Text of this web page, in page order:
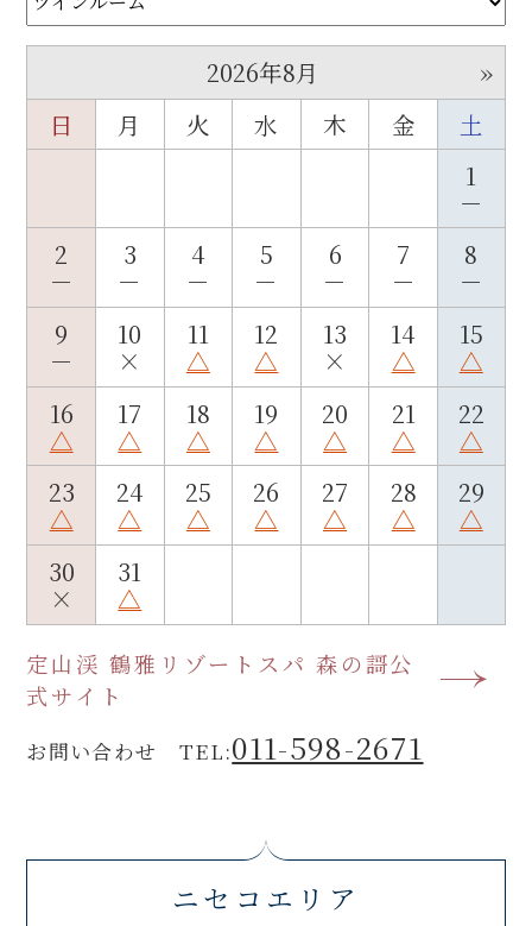
2026年8月
»
日
月 火 水 木 金
土
1
－
2
－
3
－
4
－
5
－
6
－
7
－
8
－
9
－
10
×
11
△
12
△
13
×
14
△
15
△
16
△
17
△
18
△
19
△
20
△
21
△
22
△
23
△
24
△
25
△
26
△
27
△
28
△
29
△
30
×
31
△
定山渓 鶴雅リゾートスパ 森の謌公
式サイト
お問い合わせ TEL:011-598-2671
ニセコエリア